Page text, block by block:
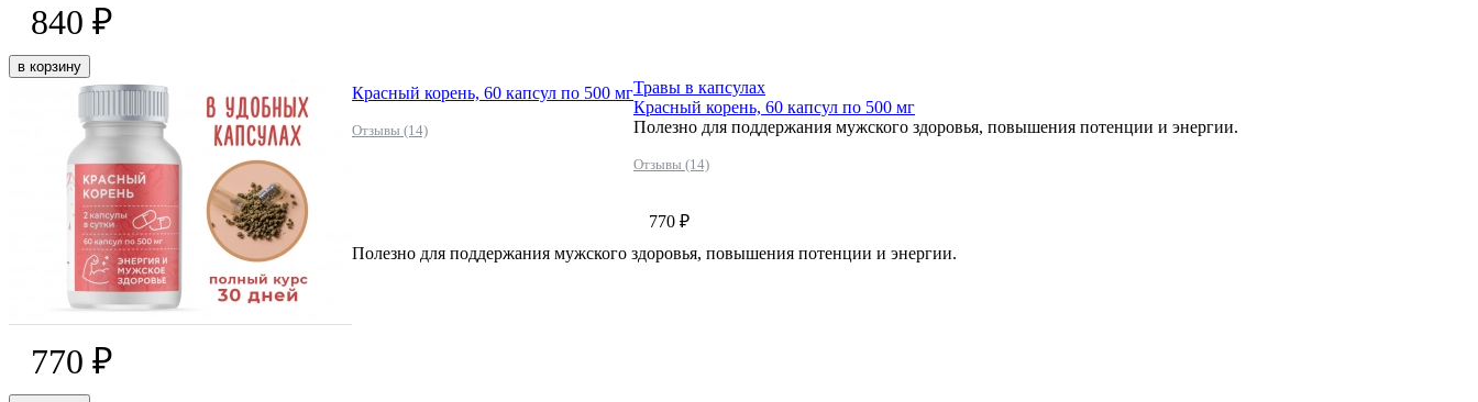
840 ₽
в корзину
Красный корень, 60 капсул по 500 мг
Отзывы (14)
Травы в капсулах
Красный корень, 60 капсул по 500 мг
Полезно для поддержания мужского здоровья, повышения потенции и энергии.
Отзывы (14)
770 ₽
Полезно для поддержания мужского здоровья, повышения потенции и энергии.
770 ₽